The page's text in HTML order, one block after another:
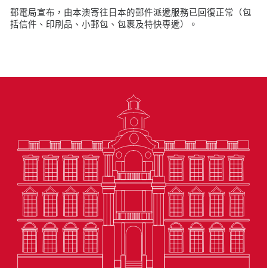
郵電局宣布，由本澳寄往日本的郵件派遞服務已回復正常（包
括信件、印刷品、小郵包、包裹及特快專遞）。